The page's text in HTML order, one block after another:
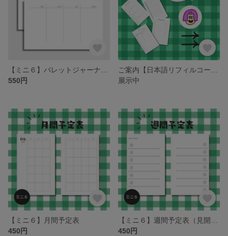
550円
展示中
【ミニ６】月間予定表
450円
450円